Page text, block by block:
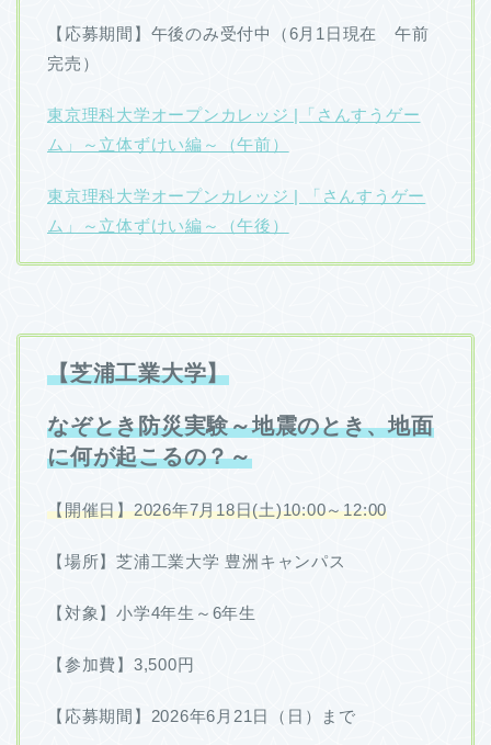
【応募期間】午後のみ受付中（6月1日現在 午前
完売）
東京理科大学オープンカレッジ |「さんすうゲー
ム」～立体ずけい編～（午前）
東京理科大学オープンカレッジ | 「さんすうゲー
ム」～立体ずけい編～（午後）
【芝浦工業大学】
なぞとき防災実験～地震のとき、地面
に何が起こるの？～
【開催日】2026年7月18日(土)10:00～12:00
【場所】芝浦工業大学 豊洲キャンパス
【対象】小学4年生～6年生
【参加費】3,500円
【応募期間】2026年6月21日（日）まで